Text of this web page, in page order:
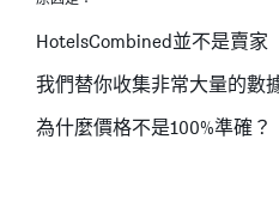
HotelsCombined並不是賣家
我們替你收集非常大量的數
為什麼價格不是100%準確？